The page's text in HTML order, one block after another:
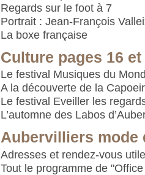
Regards sur le foot à 7
Portrait : Jean-François
La boxe française
Culture pages 16 et
Le festival Musiques du
A la découverte de la
Le festival Eveiller les
L’automne des Labos
Aubervilliers mode
Adresses et rendez-vous
Tout le programme de